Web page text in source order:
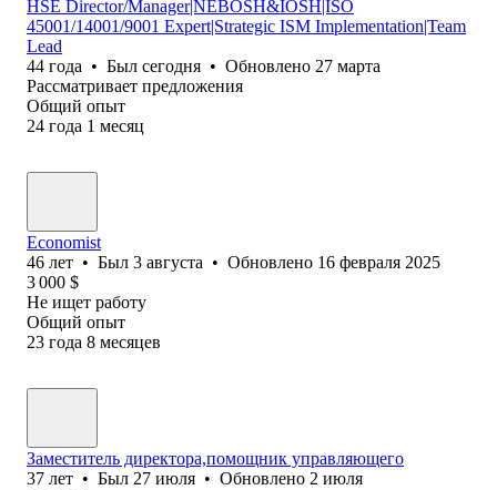
HSE Director/Manager|NEBOSH&IOSH|ISO
45001/14001/9001 Expert|Strategic ISM Implementation|Team
Lead
44 года • Был сегодня • Обновлено 27 марта
Рассматривает предложения
Общий опыт
24 года 1 месяц
Economist
46 лет • Был 3 августа • Обновлено 16 февраля 2025
3 000 $
Не ищет работу
Общий опыт
23 года 8 месяцев
Заместитель директора,помощник управляющего
37 лет • Был 27 июля • Обновлено 2 июля